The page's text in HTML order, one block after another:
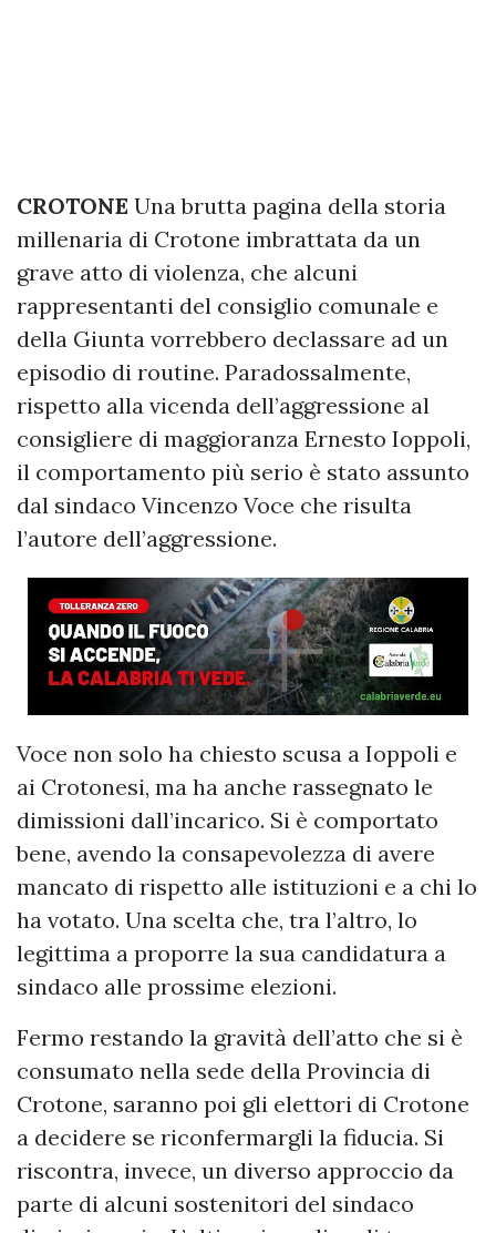
CROTONE Una brutta pagina della storia
millenaria di Crotone imbrattata da un
grave atto di violenza, che alcuni
rappresentanti del consiglio comunale e
della Giunta vorrebbero declassare ad un
episodio di routine. Paradossalmente,
rispetto alla vicenda dell’aggressione al
consigliere di maggioranza Ernesto Ioppoli,
il comportamento più serio è stato assunto
dal sindaco Vincenzo Voce che risulta
l’autore dell’aggressione.
Voce non solo ha chiesto scusa a Ioppoli e
ai Crotonesi, ma ha anche rassegnato le
dimissioni dall’incarico. Si è comportato
bene, avendo la consapevolezza di avere
mancato di rispetto alle istituzioni e a chi lo
ha votato. Una scelta che, tra l’altro, lo
legittima a proporre la sua candidatura a
sindaco alle prossime elezioni.
Fermo restando la gravità dell’atto che si è
consumato nella sede della Provincia di
Crotone, saranno poi gli elettori di Crotone
a decidere se riconfermargli la fiducia. Si
riscontra, invece, un diverso approccio da
parte di alcuni sostenitori del sindaco